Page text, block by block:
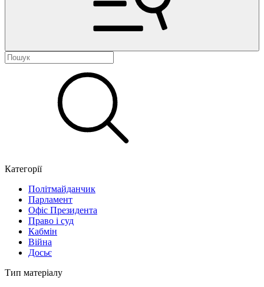
Категорії
Політмайданчик
Парламент
Офіс Президента
Право і суд
Кабмін
Війна
Досьє
Тип матеріалу